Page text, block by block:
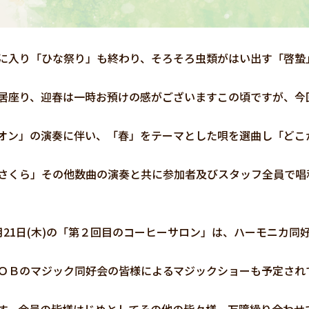
り「ひな祭り」も終わり、そろそろ虫類がはい出す「啓
座り、迎春は一時お預けの感がございますこの頃ですが、
ン」の演奏に伴い、「春」をテーマとした唄を選曲し「ど
くら」その他数曲の演奏と共に参加者及びスタッフ全員で
日(木)の「第２回目のコーヒーサロン」は、ハーモニカ同
Ｂのマジック同好会の皆様によるマジックショーも予定さ